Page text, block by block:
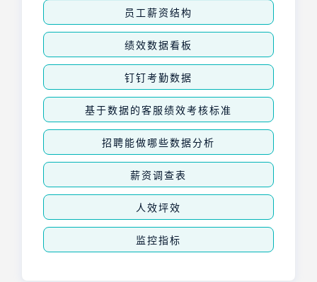
员工薪资结构
绩效数据看板
钉钉考勤数据
基于数据的客服绩效考核标准
招聘能做哪些数据分析
薪资调查表
人效坪效
监控指标